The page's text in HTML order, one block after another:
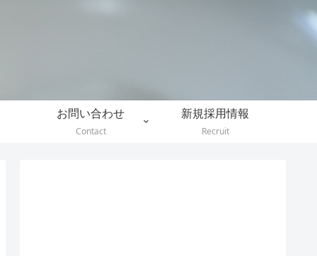
お問い合わせ
Contact
新規採用情報
Recruit